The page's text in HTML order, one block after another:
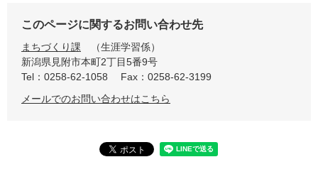
このページに関するお問い合わせ先
まちづくり課
生涯学習係
新潟県見附市本町2丁目5番9号
Tel：0258-62-1058
Fax：0258-62-3199
メールでのお問い合わせはこちら